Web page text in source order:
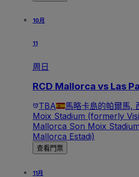
10月
11
周日
RCD Mallorca vs Las
TBA 馬略卡島的帕爾馬,
Moix Stadium (formerly
Mallorca Son Moix
Mallorca Estadi)
查看門票
11月